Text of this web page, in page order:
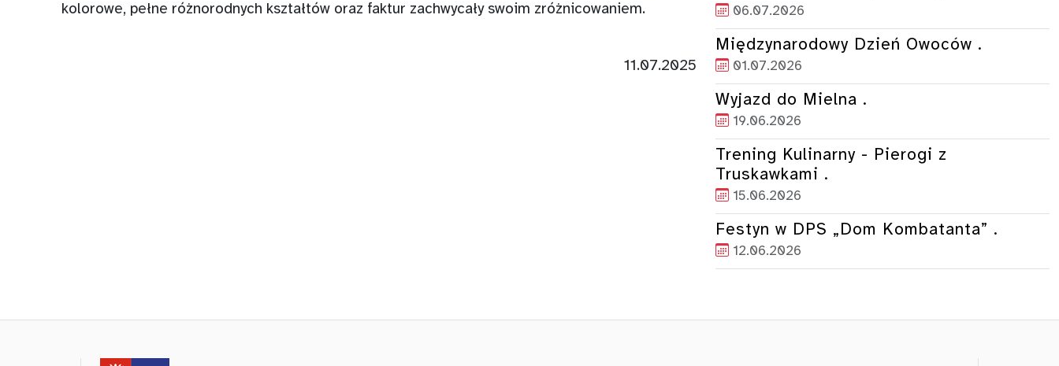
kolorowe, pełne różnorodnych kształtów oraz faktur zachwycały swoim zróżnicowaniem.
11.07.2025
06.07.2026
Międzynarodowy Dzień Owoców .
01.07.2026
Wyjazd do Mielna .
19.06.2026
Trening Kulinarny - Pierogi z
Truskawkami .
15.06.2026
Festyn w DPS „Dom Kombatanta” .
12.06.2026